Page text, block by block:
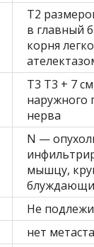
Т2
в главный
корня
Т3 Т3 + 7
наружного
нерва
N —
мышцу,
Не
нет